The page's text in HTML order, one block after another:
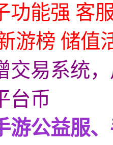
能强 客
游榜 储值
易系统，
台币
游公益服